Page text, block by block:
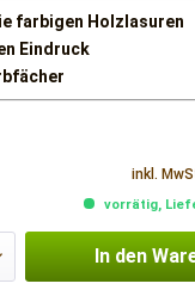
farbigen Holzlasuren
Eindruck
inkl.
vorrätig,
In den